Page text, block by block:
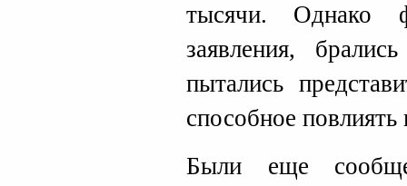
тысячи. Однако
заявления,
пытались
способное
Были еще